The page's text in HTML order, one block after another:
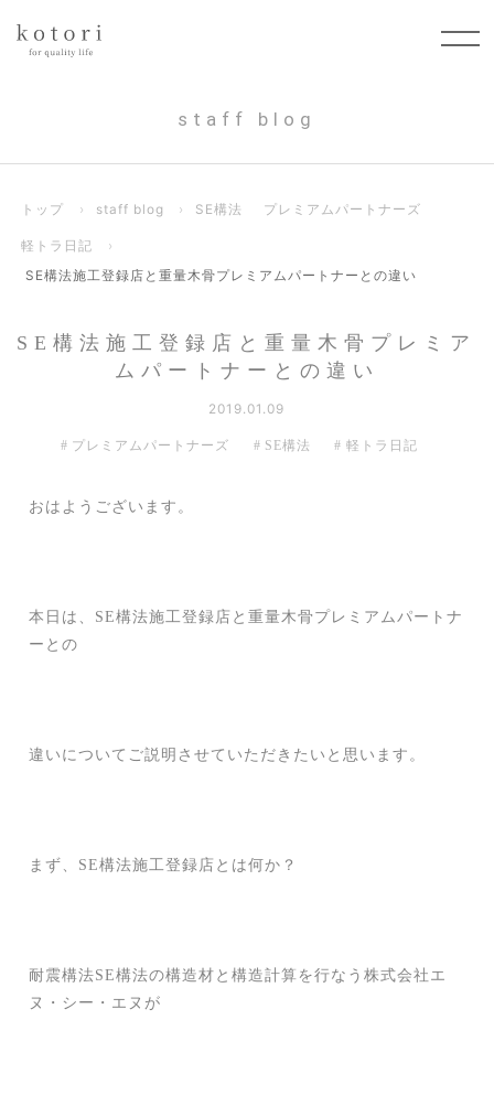
staff blog
トップ › staff blog › SE構法 プレミアムパートナーズ
軽トラ日記
›
SE構法施工登録店と重量木骨プレミアムパートナーとの違い
SE構法施工登録店と重量木骨プレミア
ムパートナーとの違い
2019.01.09
プレミアムパートナーズ SE構法 軽トラ日記
おはようございます。
本日は、SE構法施工登録店と重量木骨プレミアムパートナ
ーとの
違いについてご説明させていただきたいと思います。
まず、SE構法施工登録店とは何か？
耐震構法SE構法の構造材と構造計算を行なう株式会社エ
ヌ・シー・エヌが